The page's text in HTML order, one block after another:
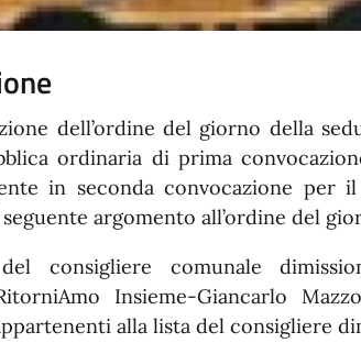
dell’ordine del giorno della
ordinaria di prima
in seconda convocazione per
argomento all’ordine del
consigliere comunale
Insieme-Giancarlo
alla lista del consigliere